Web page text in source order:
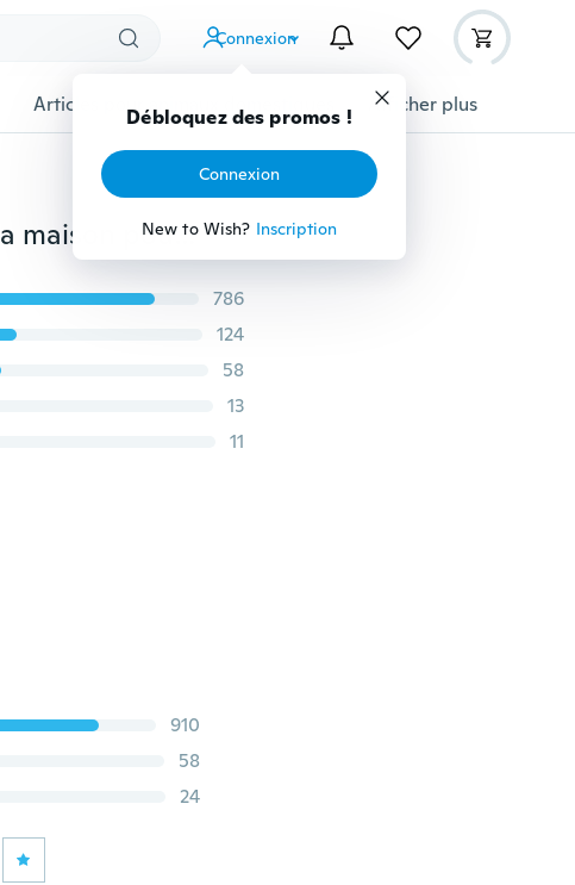
Connexion
Débloquez des promos !
Connexion
New to Wish? Inscription
Articles pour animaux domestiques Afficher plus
Dossiers de gaufrage en plastique de bricolage à la maison pour l'artisanat de carte de papier de scrapbooking bricolage
786
124
58
13
11
910
58
24